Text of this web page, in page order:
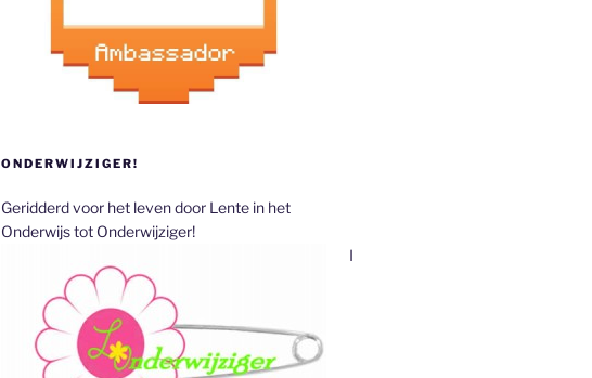
ONDERWIJZIGER!
Geridderd voor het leven door Lente in het
Onderwijs tot Onderwijziger!
I